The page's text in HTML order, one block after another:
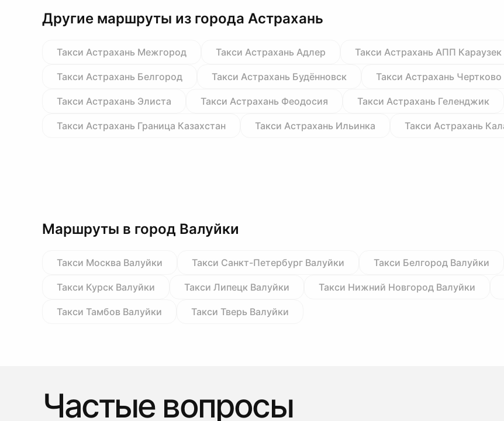
Другие маршруты из города Астрахань
Такси Астрахань Межгород Такси Астрахань Адлер Такси Астрахань АПП Караузек
Такси Астрахань Белгород Такси Астрахань Будённовск Такси Астрахань Чертково
Такси Астрахань Элиста Такси Астрахань Феодосия Такси Астрахань Геленджик
Такси Астрахань Граница Казахстан Такси Астрахань Ильинка Такси Астрахань
Маршруты в город Валуйки
Такси Москва Валуйки Такси Санкт-Петербург Валуйки Такси Белгород Валуйки
Такси Курск Валуйки Такси Липецк Валуйки Такси Нижний Новгород Валуйки
Такси Тамбов Валуйки Такси Тверь Валуйки
Частые вопросы